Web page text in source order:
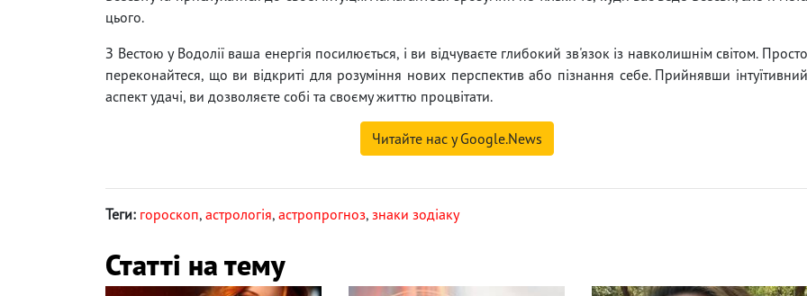
цього.
З Вестою у Водолії ваша енергія посилюється, і ви відчуваєте глибокий зв'язок із навколишнім світом. Просто
переконайтеся, що ви відкриті для розуміння нових перспектив або пізнання себе. Прийнявши інтуїтивний
аспект удачі, ви дозволяєте собі та своєму життю процвітати.
Читайте нас у Google.News
Теги: гороскоп, астрологія, астропрогноз, знаки зодіаку
Статті на тему